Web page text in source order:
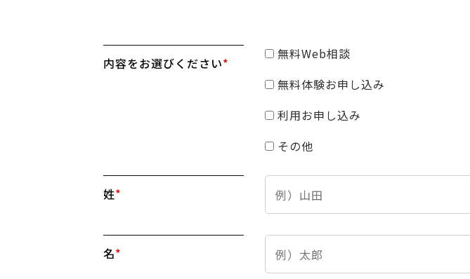
内容をお選びください*
無料Web相談
無料体験お申し込み
利用お申し込み
その他
姓*
名*